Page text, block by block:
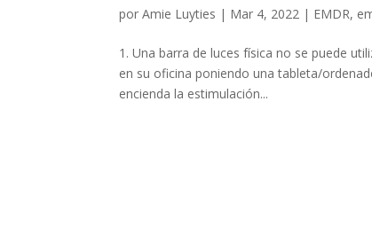
porAmie Luyties | Mar 4, 2022 | EMDR,
1. Una barra de luces física no se puede
en su oficina poniendo una tableta/
encienda la estimulación...